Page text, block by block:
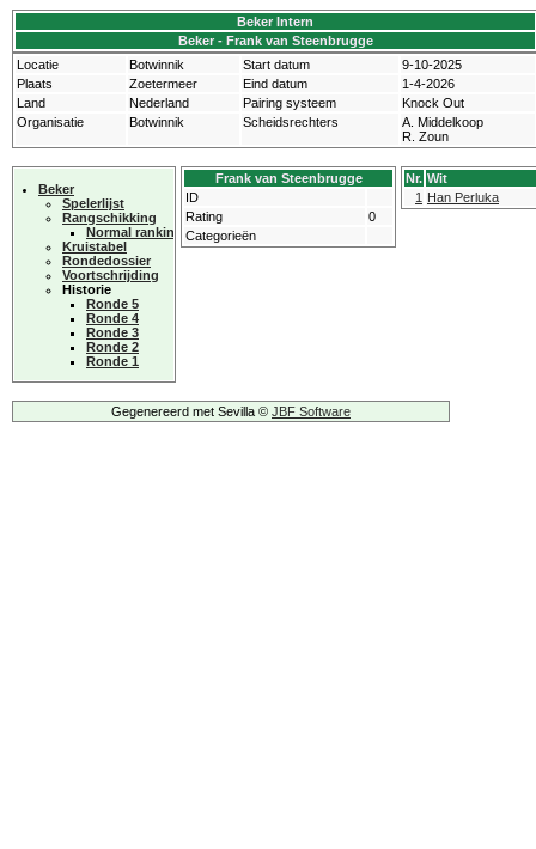
Beker Intern
Beker - Frank van Steenbrugge
Locatie
Botwinnik Start datum
9-10-2025
Plaats
Zoetermeer Eind datum
1-4-2026
Land
Nederland Pairing systeem
Knock Out
Organisatie
Botwinnik Scheidsrechters
A. Middelkoop
R. Zoun
Beker
Spelerlijst
Rangschikking
Normal ranking
Kruistabel
Rondedossier
Voortschrijding
Historie
Ronde 5
Ronde 4
Ronde 3
Ronde 2
Ronde 1
Frank van Steenbrugge
ID
Rating
0
Categorieën
Nr. Wit
1 Han Perluka
Gegenereerd met Sevilla © JBF Software